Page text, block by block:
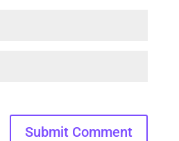
Submit Comment